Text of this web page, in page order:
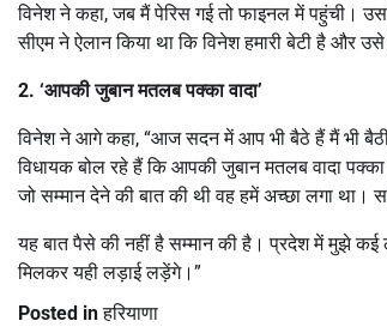
विनेश ने कहा, जब मैं पेरिस गई तो फाइनल में पहुंची।
सीएम ने ऐलान किया था कि विनेश हमारी बेटी है और
2. ‘आपकी जुबान मतलब पक्का वादा’
विनेश ने आगे कहा, “आज सदन में आप भी बैठे हैं मैं भी बैठी
विधायक बोल रहे हैं कि आपकी जुबान मतलब वादा
जो सम्मान देने की बात की थी वह हमें अच्छा लगा था।
यह बात पैसे की नहीं है सम्मान की है। प्रदेश में मुझे
मिलकर यही लड़ाई लड़ेंगे।”
Posted inहरियाणा